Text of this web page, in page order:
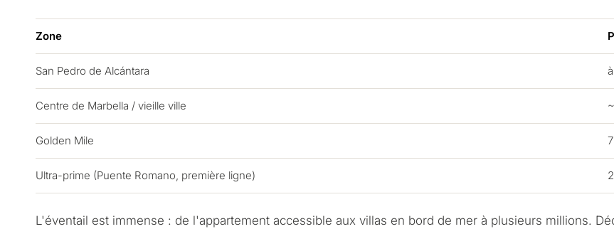
Zone
San Pedro de Alcántara
Centre de Marbella / vieille ville
Golden Mile
Ultra-prime (Puente Romano, première ligne)
L'éventail est immense : de l'appartement accessible aux villas en bord de mer à plusieurs millions.
Sélection personnalisée de
Marbella
sélectionnerons des biens et des solutions selon
Dans quel
bien à
Résidence
moi
Consultation
Vous intéresse *